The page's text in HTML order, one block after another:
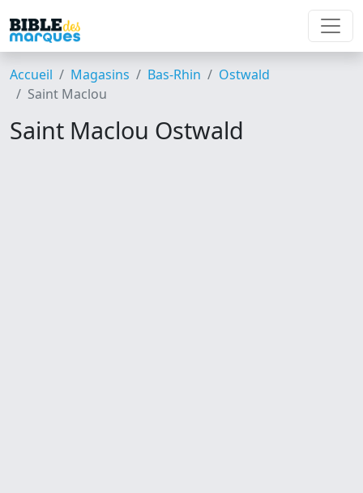
Accueil Magasins Bas-Rhin
Ostwald
Saint Maclou
Saint Maclou Ostwald